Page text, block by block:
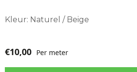
Kleur: Naturel / Beige
€10,00 Per meter